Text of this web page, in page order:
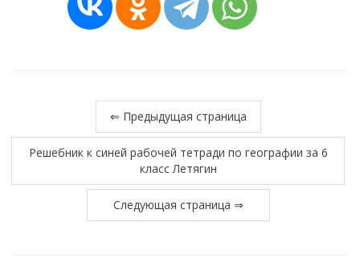
⇐ Предыдущая страница
Решебник к синей рабочей тетради по географии за 6
класс Летягин
Следующая страница ⇒